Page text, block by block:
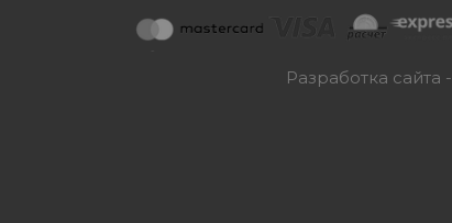
Разработка сайта -